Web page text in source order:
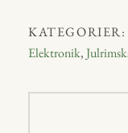
ail bo
ok
en
KATEGORIER:
Elektronik,